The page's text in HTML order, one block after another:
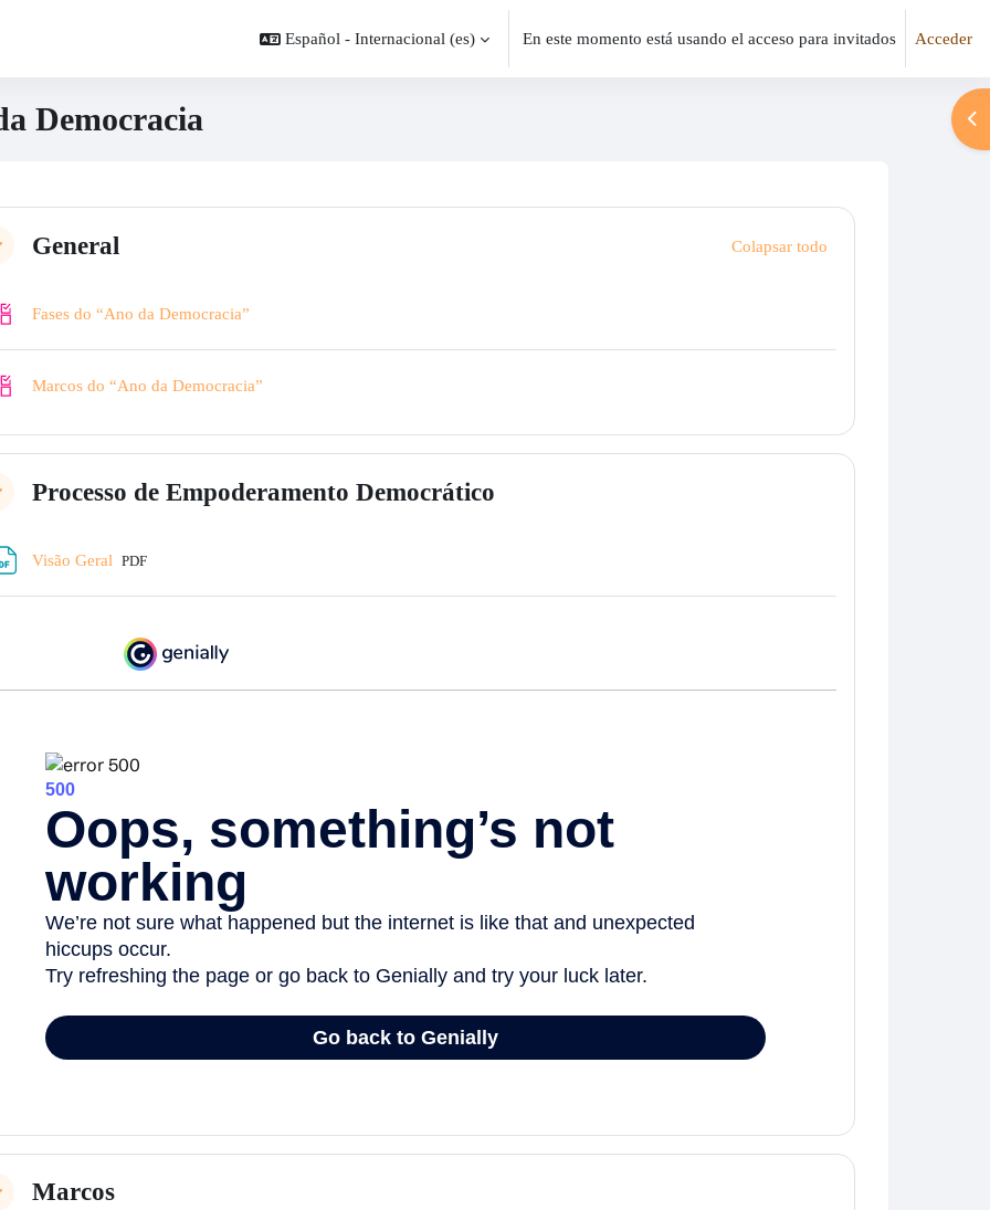
Español - Internacional ‎(es)‎ En este momento está usando el acceso para invitados Acceder
Democracia
de contenido principales
General Colapsar todo
Fases do “Ano da Democracia”
Marcos do “Ano da Democracia”
Processo de Empoderamento Democrático
Visão Geral Archivo
PDF
Marcos